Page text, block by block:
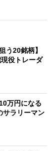
う20銘柄】
現役トレーダ
万円になる
サラリーマン